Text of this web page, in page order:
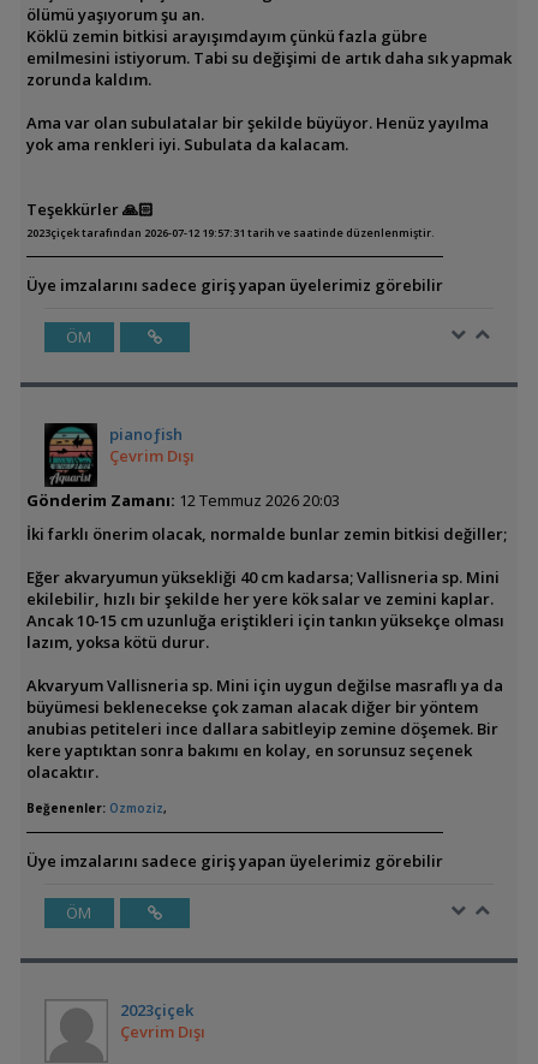
ölümü yaşıyorum şu an.
Köklü zemin bitkisi arayışımdayım çünkü fazla gübre
emilmesini istiyorum. Tabi su değişimi de artık daha sık yapmak
zorunda kaldım.
Ama var olan subulatalar bir şekilde büyüyor. Henüz yayılma
yok ama renkleri iyi. Subulata da kalacam.
Teşekkürler 🙏🏻
2023çiçek tarafından 2026-07-12 19:57:31 tarih ve saatinde düzenlenmiştir.
Üye imzalarını sadece giriş yapan üyelerimiz görebilir
ÖM
pianoƒish
Çevrim Dışı
Gönderim Zamanı: 12 Temmuz 2026 20:03
İki farklı önerim olacak, normalde bunlar zemin bitkisi değiller;
Eğer akvaryumun yüksekliği 40 cm kadarsa; Vallisneria sp. Mini
ekilebilir, hızlı bir şekilde her yere kök salar ve zemini kaplar.
Ancak 10-15 cm uzunluğa eriştikleri için tankın yüksekçe olması
lazım, yoksa kötü durur.
Akvaryum Vallisneria sp. Mini için uygun değilse masraflı ya da
büyümesi beklenecekse çok zaman alacak diğer bir yöntem
anubias petiteleri ince dallara sabitleyip zemine döşemek. Bir
kere yaptıktan sonra bakımı en kolay, en sorunsuz seçenek
olacaktır.
Beğenenler: Ozmoziz,
Üye imzalarını sadece giriş yapan üyelerimiz görebilir
ÖM
2023çiçek
Çevrim Dışı